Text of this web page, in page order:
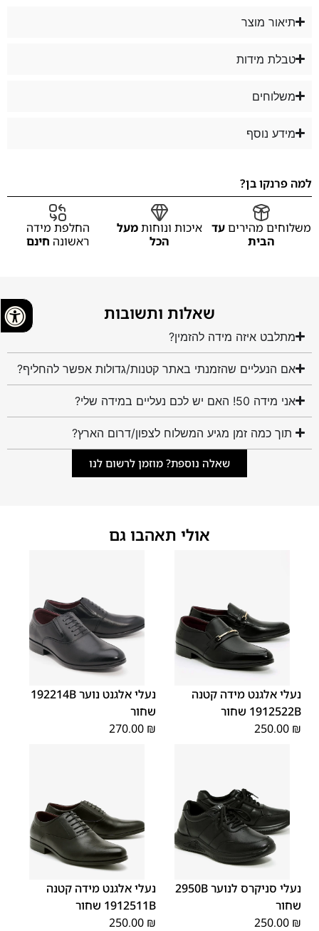
תיאור מוצר
טבלת מידות
משלוחים
מידע נוסף
למה פרנקו בן?
משלוחים מהיריםעד
הבית
איכות ונוחותמעל
הכל
החלפת מידה
ראשונה חינם
שאלות ותשובות
מתלבט איזה מידה להזמין?
אם הנעליים שהזמנתי באתר קטנות/גדולות אפשר להחליף?
אני מידה 50! האם יש לכם נעליים במידה שלי?
תוך כמה זמן מגיע המשלוח לצפון/דרום הארץ?
שאלה נוספת? מוזמן לרשום לנו
אולי תאהבו גם
נעלי אלגנט מידה קטנה
1912522B שחור
250.00 ₪
נעלי אלגנט נוער 192214B
שחור
270.00 ₪
נעלי סניקרס לנוער 2950B
שחור
250.00 ₪
נעלי אלגנט מידה קטנה
1912511B שחור
250.00 ₪